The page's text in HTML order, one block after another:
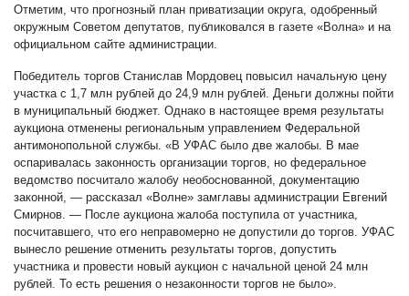
Отметим, что прогнозный план приватизации округа, одобренный
окружным Советом депутатов, публиковался в газете «Волна» и на
официальном сайте администрации.
Победитель торгов Станислав Мордовец повысил начальную цену
участка с 1,7 млн рублей до 24,9 млн рублей. Деньги должны пойти
в муниципальный бюджет. Однако в настоящее время результаты
аукциона отменены региональным управлением Федеральной
антимонопольной службы. «В УФАС было две жалобы. В мае
оспаривалась законность организации торгов, но федеральное
ведомство посчитало жалобу необоснованной, документацию
законной, — рассказал «Волне» замглавы администрации Евгений
Смирнов. — После аукциона жалоба поступила от участника,
посчитавшего, что его неправомерно не допустили до торгов. УФАС
вынесло решение отменить результаты торгов, допустить
участника и провести новый аукцион с начальной ценой 24 млн
рублей. То есть решения о незаконности торгов не было».